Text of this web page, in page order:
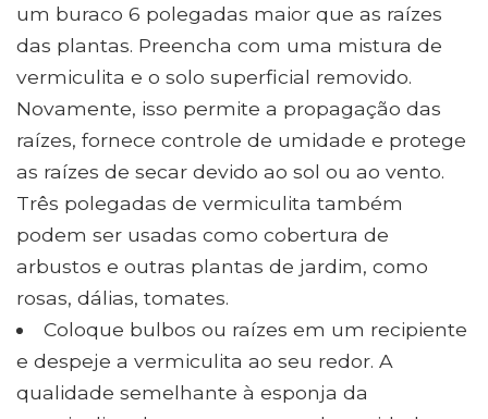
um buraco 6 polegadas maior que as raízes
das plantas. Preencha com uma mistura de
vermiculita e o solo superficial removido.
Novamente, isso permite a propagação das
raízes, fornece controle de umidade e protege
as raízes de secar devido ao sol ou ao vento.
Três polegadas de vermiculita também
podem ser usadas como cobertura de
arbustos e outras plantas de jardim, como
rosas, dálias, tomates.
Coloque bulbos ou raízes em um recipiente
e despeje a vermiculita ao seu redor. A
qualidade semelhante à esponja da